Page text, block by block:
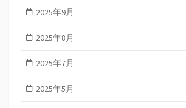
2025年9月
2025年8月
2025年7月
2025年5月